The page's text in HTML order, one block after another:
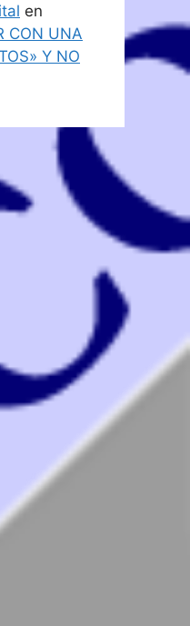
en
CON UNA
Y NO